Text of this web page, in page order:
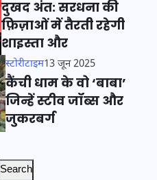
दुखद अंत: सरधना की
फ़िज़ाओं में तैरती रहेगी
शाइस्ता और
स्टोरीटाइम13 जून 2025
कैंची धाम के वो ‘बाबा’
जिन्हें स्टीव जॉब्स और
जुकरबर्ग
Search